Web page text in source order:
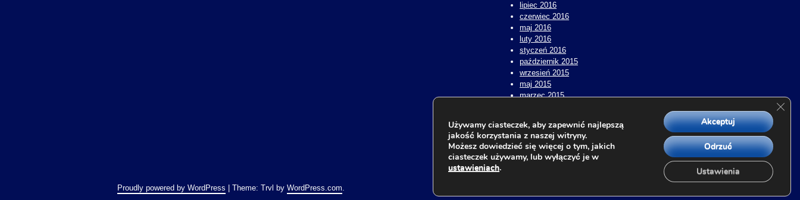
lipiec 2016
czerwiec 2016
maj 2016
luty 2016
styczeń 2016
październik 2015
wrzesień 2015
maj 2015
marzec 2015
listopad 2014
kwiecień 2014
luty 2014
Proudly powered by WordPress Theme: Trvl by WordPress.com.
Używamy ciasteczek, aby zapewnić najlepszą
jakość korzystania z naszej witryny.
Możesz dowiedzieć się więcej o tym, jakich
ciasteczek używamy, lub wyłączyć je w
ustawieniach.
Akceptuj
Odrzuć
Ustawienia